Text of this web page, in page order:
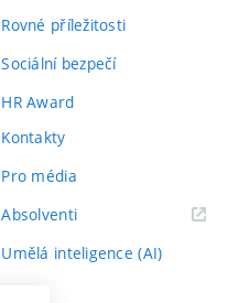
Rovné příležitosti
Sociální bezpečí
HR Award
Kontakty
Pro média
Absolventi(externí
Umělá inteligence (AI)